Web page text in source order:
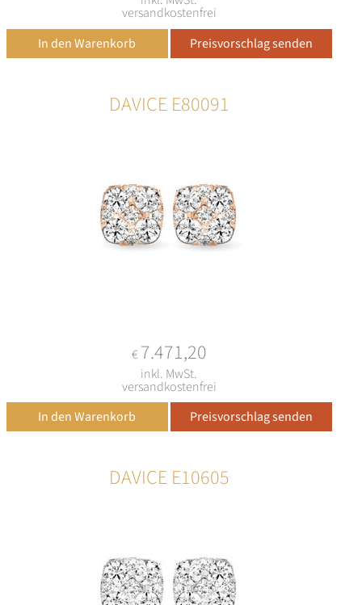
versandkostenfrei
DAVICE E80091
€7.471,20
inkl. MwSt.
versandkostenfrei
DAVICE E10605